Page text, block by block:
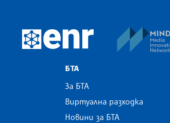
European Newsroom
БТА
За БТА
Виртуална разходка
Новини за БТА